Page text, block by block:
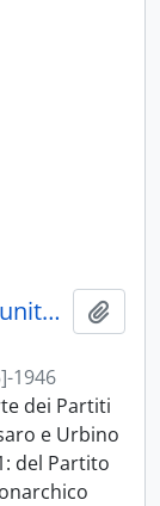
Partito democratico italiano di unità monarchica - PDIUM
1946
dei Partiti
e Urbino
del Partito